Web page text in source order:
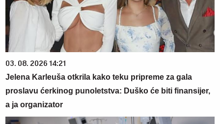
03. 08. 2026 14:21
Jelena Karleuša otkrila kako teku pripreme za gala
proslavu ćerkinog punoletstva: Duško će biti finansijer,
a ja organizator